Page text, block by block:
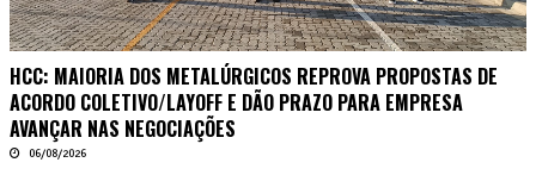
HCC: MAIORIA DOS METALÚRGICOS REPROVA PROPOSTAS DE
ACORDO COLETIVO/LAYOFF E DÃO PRAZO PARA EMPRESA
AVANÇAR NAS NEGOCIAÇÕES
06/08/2026